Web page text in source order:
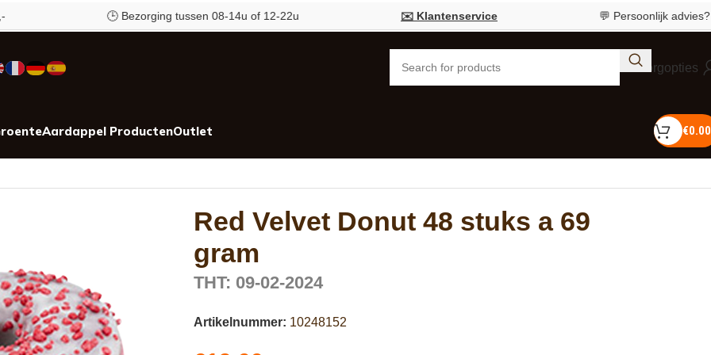
🕒 Bezorging tussen 08-14u of 12-22u ✉️ Klantenservice 💬 Persoonlijk advies?Bel
Bezorgopties
Aardappel ProductenOutlet €0.00
Red Velvet Donut 48 stuks a 69
gram
THT: 09-02-2024
Artikelnummer: 10248152